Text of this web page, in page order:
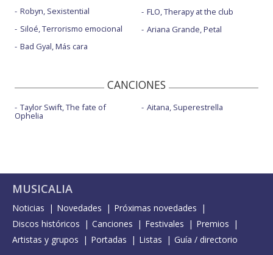
Lovesick lullaby
Lowlife
Mars
My only angel - Desert Road Version con Steve Martin
My only angel - visualizer
Obey - con Bring me the horizon
Strawberry lipstick
Robyn, Sexistential
Siloé, Terrorismo emocional
Bad Gyal, Más cara
FLO, Therapy at the club
Ariana Grande, Petal
CANCIONES
Taylor Swift, The fate of
Ophelia
Aitana, Superestrella
MUSICALIA
Noticias Novedades
Próximas novedades
Discos históricos
Canciones Festivales
Premios
Artistas y grupos
Portadas Listas Guía / directorio